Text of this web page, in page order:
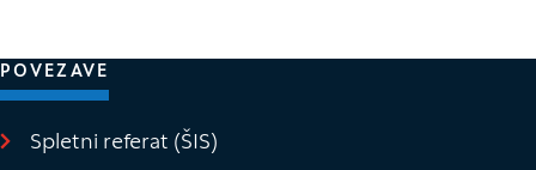
POVEZAVE
Spletni referat (ŠIS)